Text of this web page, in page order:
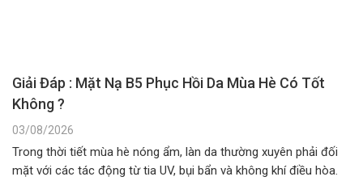
Giải Đáp : Mặt Nạ B5 Phục Hồi Da Mùa Hè Có Tốt
Không ?
03/08/2026
Trong thời tiết mùa hè nóng ẩm, làn da thường xuyên phải đối
mặt với các tác động từ tia UV, bụi bẩn và không khí điều hòa.